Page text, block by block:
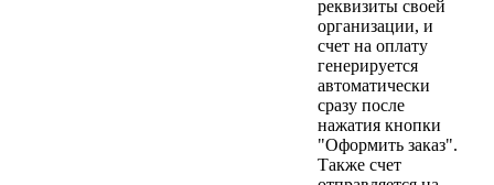
реквизиты своей
организации, и
счет на оплату
генерируется
автоматически
сразу после
нажатия кнопки
"Оформить заказ".
Также счет